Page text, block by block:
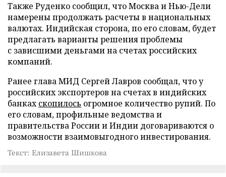
Также Руденко сообщил, что Москва и Нью-Дели
намерены продолжать расчеты в национальных
валютах. Индийская сторона, по его словам, будет
предлагать варианты решения проблемы
с зависшими деньгами на счетах российских
компаний.
Ранее глава МИД Сергей Лавров сообщал, что у
российских экспортеров на счетах в индийских
банкахскопилось огромное количество рупий. По
его словам, профильные ведомства и
правительства России и Индии договариваются о
возможности взаимовыгодного инвестирования.
Текст: Елизавета Шишкова